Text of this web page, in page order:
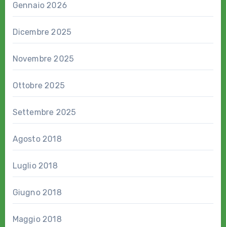
Gennaio 2026
Dicembre 2025
Novembre 2025
Ottobre 2025
Settembre 2025
Agosto 2018
Luglio 2018
Giugno 2018
Maggio 2018